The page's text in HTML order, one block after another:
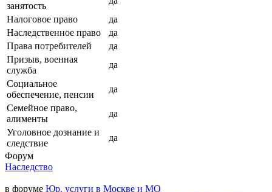
занятость
Налоговое право
да
Наследственное право
да
Права потребителей
да
Призыв, военная
служба
да
Социальное
обеспечение, пенсии
да
Семейное право,
алименты
да
Уголовное дознание и
следствие
да
Форум
Наследство
в форуме Юр. услуги в Москве и МО